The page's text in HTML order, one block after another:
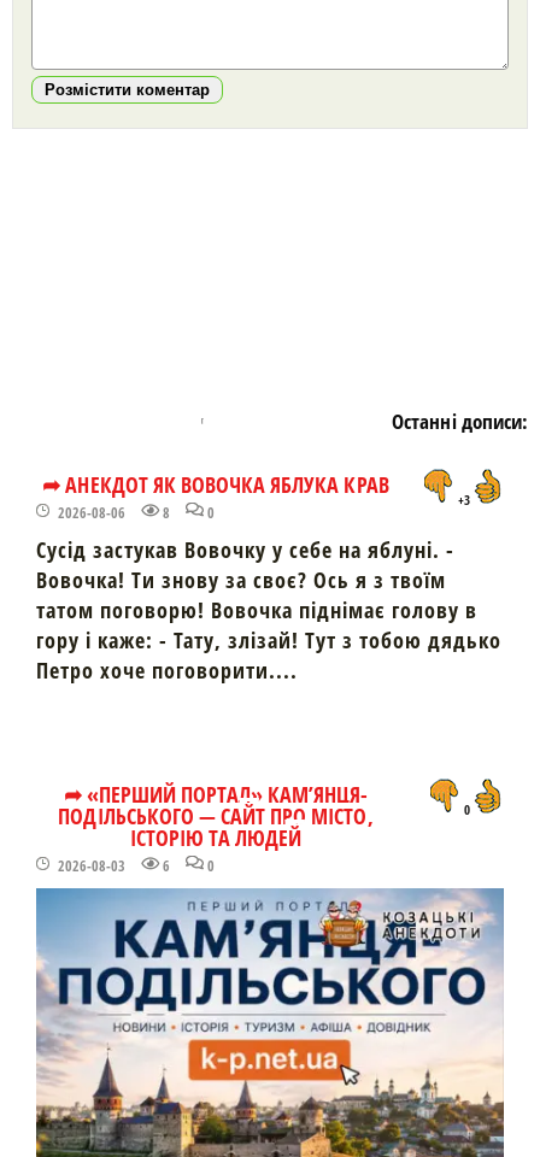
Розмістити коментар
Останні дописи:
➦ АНЕКДОТ ЯК ВОВОЧКА ЯБЛУКА КРАВ
2026-08-06 8 0
+3
Сусід застукав Вовочку у себе на яблуні. -
Вовочка! Ти знову за своє? Ось я з твоїм
татом поговорю! Вовочка піднімає голову в
гору і каже: - Тату, злізай! Тут з тобою дядько
Петро хоче поговорити....
➦ «ПЕРШИЙ ПОРТАЛ» КАМ’ЯНЦЯ-
ПОДІЛЬСЬКОГО — САЙТ ПРО МІСТО,
ІСТОРІЮ ТА ЛЮДЕЙ
2026-08-03 6 0
0